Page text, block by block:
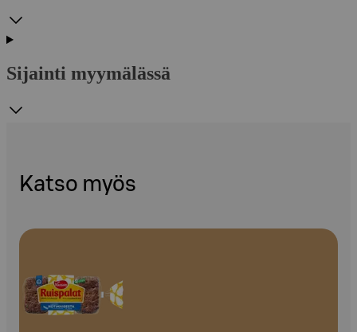
Sijainti myymälässä
Katso myös